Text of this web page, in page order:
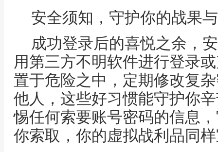
安全须知，守护你的战果
成功登录后的喜悦之余，
用第三方不明软件进行登录
置于危险之中，定期修改复
他人，这些好习惯能守护你
惕任何索要账号密码的信息
你索取，你的虚拟战利品同